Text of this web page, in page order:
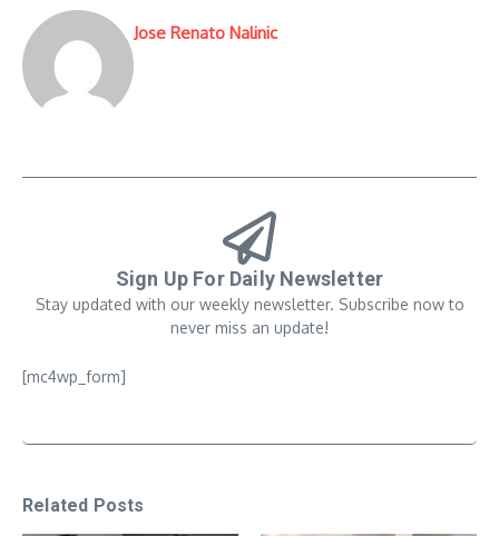
Jose Renato Nalinic
Sign Up For Daily Newsletter
Stay updated with our weekly newsletter. Subscribe now to
never miss an update!
[mc4wp_form]
Related Posts